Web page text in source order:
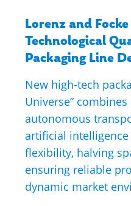
Lorenz and
Technological
Packaging Line
New high-tech
Universe”
autonomous
artificial
flexibility, halving
ensuring reliable
dynamic market